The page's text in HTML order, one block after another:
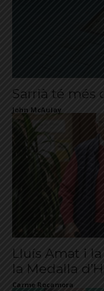
Sarrià té més
John McAulay
Lluís Amat i
la Medalla
Carme Rocamora